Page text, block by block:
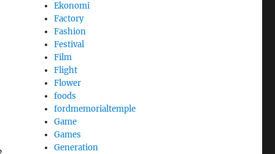
Ekonomi
Factory
Fashion
Festival
Film
Flight
Flower
foods
fordmemorialtemple
Game
Games
Generation